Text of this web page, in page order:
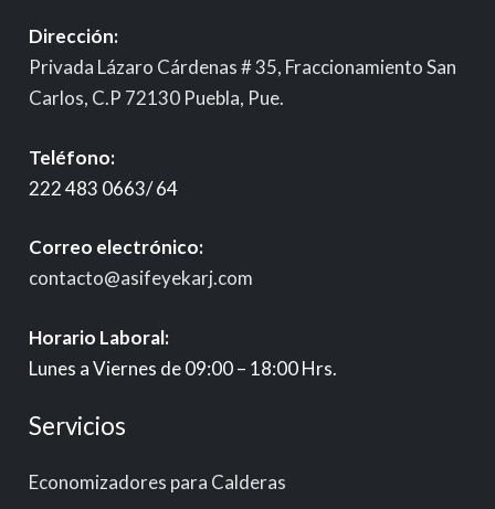
Dirección:
Privada Lázaro Cárdenas # 35, Fraccionamiento San
Carlos, C.P 72130 Puebla, Pue.
Teléfono:
222 483 0663/ 64
Correo electrónico:
contacto@asifeyekarj.com
Horario Laboral:
Lunes a Viernes de 09:00 – 18:00 Hrs.
Servicios
Economizadores para Calderas